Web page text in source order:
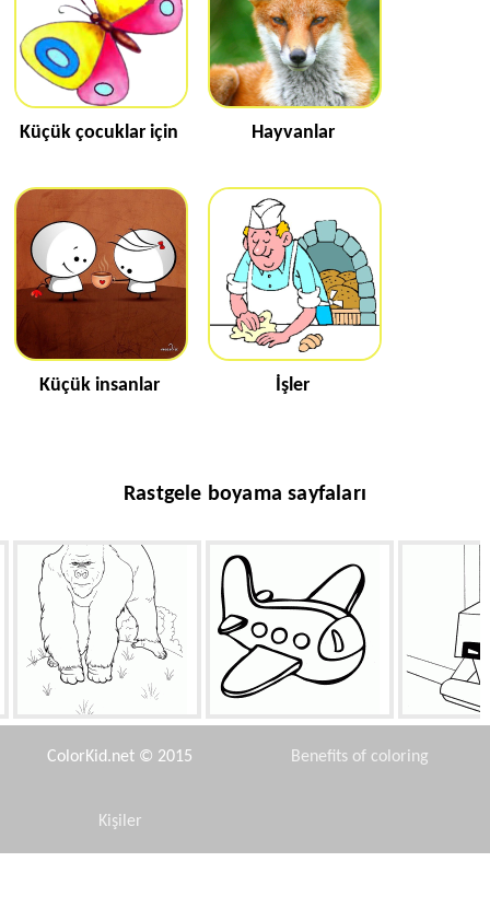
Küçük çocuklar için Hayvanlar
Küçük insanlar İşler
Rastgele boyama sayfaları
Büyük bir maymun Avião de brinquedo Robot
ColorKid.net © 2015 Benefits of coloring
Kişiler